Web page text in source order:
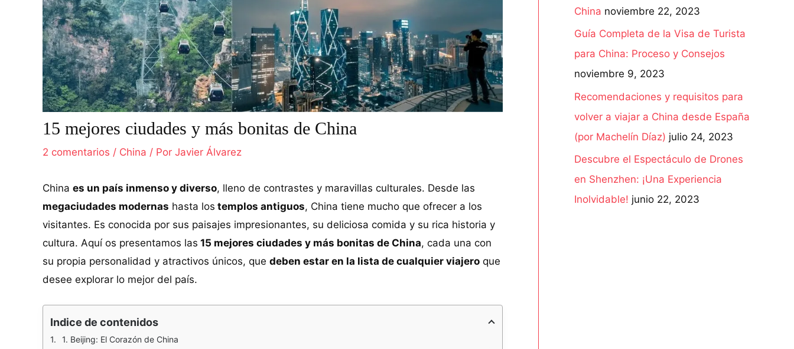
15 mejores ciudades y más bonitas de China
2 comentarios / China / Por Javier Álvarez
China es un país inmenso y diverso, lleno de contrastes y maravillas culturales. Desde las
megaciudades modernas hasta los templos antiguos, China tiene mucho que ofrecer a los
visitantes. Es conocida por sus paisajes impresionantes, su deliciosa comida y su rica historia y
cultura. Aquí os presentamos las 15 mejores ciudades y más bonitas de China, cada una con
su propia personalidad y atractivos únicos, que deben estar en la lista de cualquier viajero que
desee explorar lo mejor del país.
Indice de contenidos
1. Beijing: El Corazón de China
China noviembre 22, 2023
Guía Completa de la Visa de Turista
para China: Proceso y Consejos
noviembre 9, 2023
Recomendaciones y requisitos para
volver a viajar a China desde España
(por Machelín Díaz) julio 24, 2023
Descubre el Espectáculo de Drones
en Shenzhen: ¡Una Experiencia
Inolvidable! junio 22, 2023